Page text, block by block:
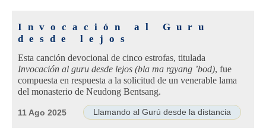
Invocación al Guru
desde lejos
Esta canción devocional de cinco estrofas, titulada
Invocación al guru desde lejos (bla ma rgyang ’bod), fue
compuesta en respuesta a la solicitud de un venerable lama
del monasterio de Neudong Bentsang.
Llamando al Gurú desde la distancia
11 Ago 2025